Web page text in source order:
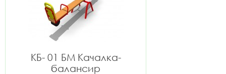
КБ- 01 БМ Качалка-
балансир